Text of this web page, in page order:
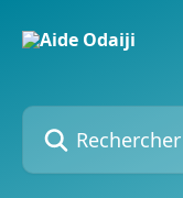
Rechercher un